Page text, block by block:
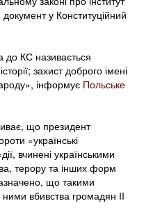
у Конституційний
КС називається
захист доброго імені
інформує Польське
що президент
«українські
вчинені українськими
терору та інших форм
що такими
ними вбивства громадян ІІ